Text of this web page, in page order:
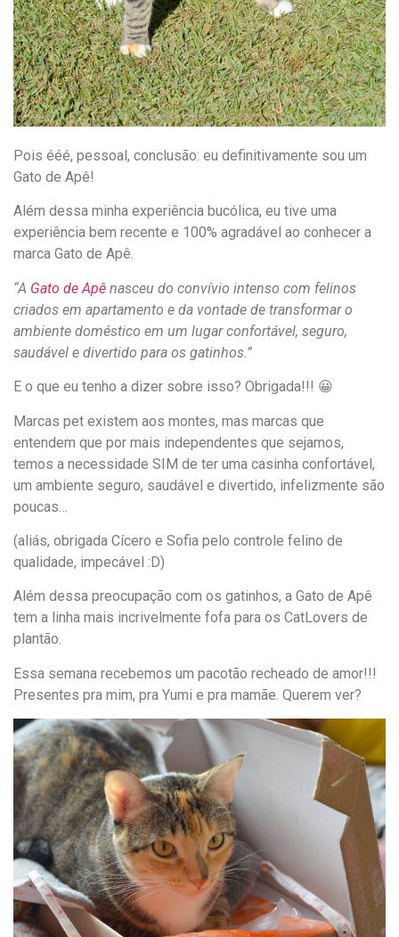
Pois ééé, pessoal, conclusão: eu definitivamente sou um
Gato de Apê!
Além dessa minha experiência bucólica, eu tive uma
experiência bem recente e 100% agradável ao conhecer a
marca Gato de Apê.
“A Gato de Apê nasceu do convívio intenso com felinos
criados em apartamento e da vontade de transformar o
ambiente doméstico em um lugar confortável, seguro,
saudável e divertido para os gatinhos.”
E o que eu tenho a dizer sobre isso? Obrigada!!! 😀
Marcas pet existem aos montes, mas marcas que
entendem que por mais independentes que sejamos,
temos a necessidade SIM de ter uma casinha confortável,
um ambiente seguro, saudável e divertido, infelizmente são
poucas…
(aliás, obrigada Cícero e Sofia pelo controle felino de
qualidade, impecável :D)
Além dessa preocupação com os gatinhos, a Gato de Apê
tem a linha mais incrivelmente fofa para os CatLovers de
plantão.
Essa semana recebemos um pacotão recheado de amor!!!
Presentes pra mim, pra Yumi e pra mamãe. Querem ver?